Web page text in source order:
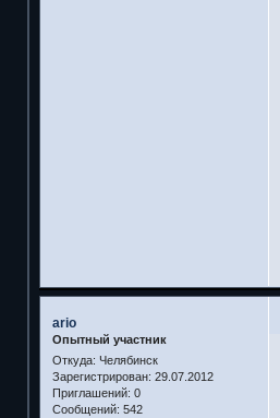
ario
Опытный участник
Откуда: Челябинск
Зарегистрирован: 29.07.2012
Приглашений: 0
Сообщений: 542